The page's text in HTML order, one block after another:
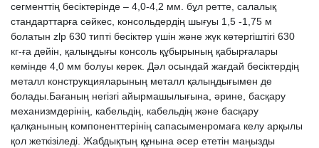
сегменттің бесіктерінде – 4,0-4,2 мм. бұл ретте, салалық
стандарттарға сәйкес, консольдердің шығуы 1,5 -1,75 м
болатын zlp 630 типті бесіктер үшін және жүк көтергіштігі 630
кг-ға дейін, қалыңдығы консоль құбырының қабырғалары
кемінде 4,0 мм болуы керек. Дәл осындай жағдай бесіктердің
металл конструкцияларының металл қалыңдығымен де
болады.Бағаның негізгі айырмашылығына, әрине, басқару
механизмдерінің, кабельдің, кабельдің және басқару
қалқанының компоненттерінің сапасыменромаға келу арқылы
қол жеткізіледі. Жабдықтың құнына әсер ететін маңызды